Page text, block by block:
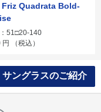
Friz Quadrata Bold-
51□20-140
円 （税込）
ングラスのご紹介